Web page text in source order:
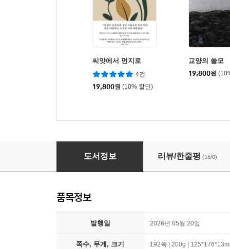
씨앗에서 먼지로
4건
19,800원 (10% 할인)
교양의 쓸모
19,800원
낡고 사소한 것들의 자리
도서정보 리뷰/한줄평 (16/0)
품목정보
발행일 2026년 05월 20일
쪽수, 무게, 크기 192쪽 | 200g |